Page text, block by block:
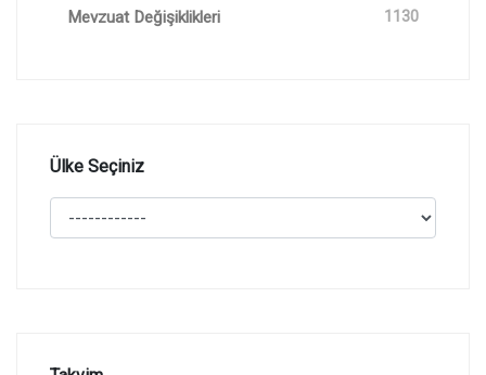
Mevzuat Değişiklikleri 1130
Ülke Seçiniz